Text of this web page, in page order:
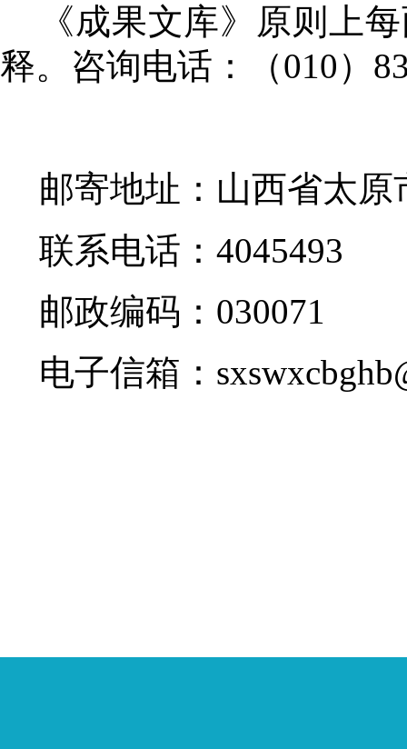
《成果文库》原则上
释。咨询电话：（010）
邮寄地址：山西省太原
联系电话： 4045493
邮政编码： 030071
电子信箱：